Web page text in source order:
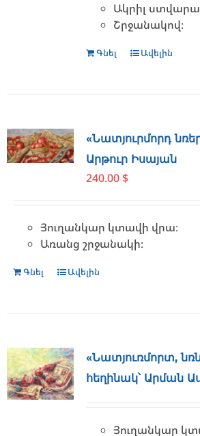
Ակրիլ
Շրջանակով։
Գնել Ավելին
«Նատյուրմորդ
Արթուր Իսայան
240.00 $
Յուղանկար կտավի վրա։
Առանց շրջանակի։
Գնել Ավելին
«Նատյուռմորտ,
հեղինակ՝ Արման
Յուղանկար